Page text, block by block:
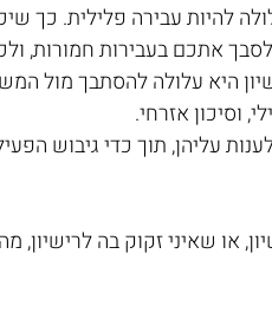
להיות עבירה פלילית. כך
אתכם בעבירות חמורות,
היא עלולה להסתבך מול
וסיכון אזרחי.
עליהן, תוך כדי גיבוש
או שאיני זקוק בה